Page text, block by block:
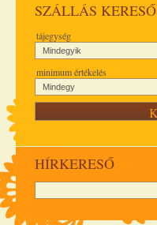
SZÁLLÁS KERESŐ
tájegység
minimum értékelés
HÍRKERESŐ